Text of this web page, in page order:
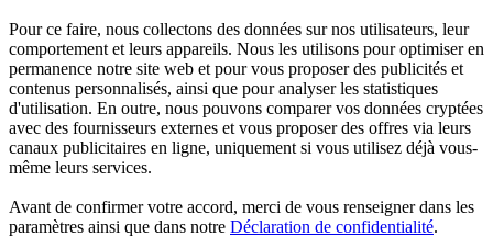
Pour ce faire, nous collectons des données sur nos utilisateurs, leur
comportement et leurs appareils. Nous les utilisons pour optimiser en
permanence notre site web et pour vous proposer des publicités et
contenus personnalisés, ainsi que pour analyser les statistiques
d'utilisation. En outre, nous pouvons comparer vos données cryptées
avec des fournisseurs externes et vous proposer des offres via leurs
canaux publicitaires en ligne, uniquement si vous utilisez déjà vous-
même leurs services.
Avant de confirmer votre accord, merci de vous renseigner dans les
paramètres ainsi que dans notre Déclaration de confidentialité.